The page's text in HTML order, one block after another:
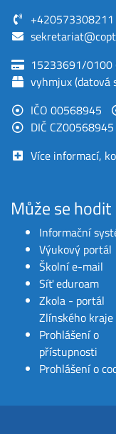
+420573308211
15233691/0100
vyhmjux (datová
IČO 00568945
DIČ CZ00568945
Více informací,
Může se hodit
Informační
Výukový portál
Školní e-mail
Síť eduroam
Zkola - portál
Zlínského kraje
Prohlášení o
přístupnosti
Prohlášení o